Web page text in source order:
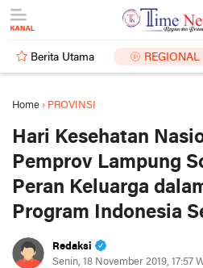
Berita Utama REGIONAL
Home › PROVINSI
Hari Kesehatan
Pemprov Lampung
Peran Keluarga
Program Indonesia
Redaksi
Senin, 18 November 2019, 17:57